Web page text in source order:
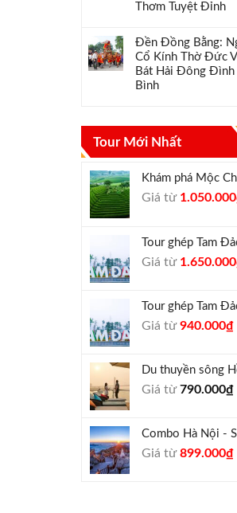
Thơm Tuyệt Đỉnh
Đền Đồng Bằng:
Cổ Kính Thờ Đức
Bát Hải Đông Đình
Bình
Tour Mới Nhất
Khám phá Mộc
Giá từ Giá
1.050.000
Tour ghép Tam
Giá từ Giá
1.650.000
Tour ghép Tam
Giá từGiá
940.000₫
Du thuyền sông
Giá từ790.000₫
Combo Hà Nội -
Giá từGiá
899.000₫